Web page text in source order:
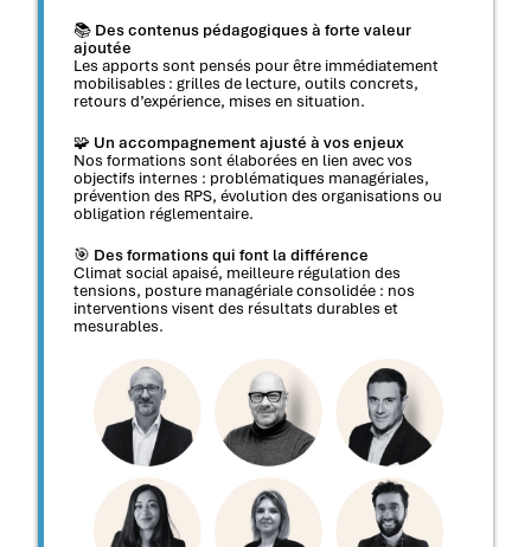
📚 Des contenus pédagogiques à forte valeur
ajoutée
Les apports sont pensés pour être immédiatement
mobilisables : grilles de lecture, outils concrets,
retours d’expérience, mises en situation.
🧩 Un accompagnement ajusté à vos enjeux
Nos formations sont élaborées en lien avec vos
objectifs internes : problématiques managériales,
prévention des RPS, évolution des organisations ou
obligation réglementaire.
🎯 Des formations qui font la différence
Climat social apaisé, meilleure régulation des
tensions, posture managériale consolidée : nos
interventions visent des résultats durables et
mesurables.